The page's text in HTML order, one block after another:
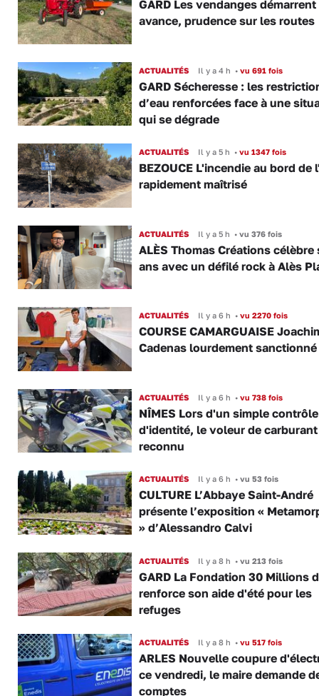
GARD Les vendanges démarrent
avance, prudence sur les routes
ACTUALITÉS Il y a 4 h •vu 691 fois
GARD Sécheresse : les
d’eau renforcées face à une
qui se dégrade
ACTUALITÉS Il y a 5 h •vu 1347 fois
BEZOUCE L'incendie au bord de
rapidement maîtrisé
ACTUALITÉS Il y a 5 h •vu 376 fois
ALÈS Thomas Créations célèbre
ans avec un défilé rock à Alès
ACTUALITÉS Il y a 6 h •vu 2270 fois
COURSE CAMARGUAISE
Cadenas lourdement sanctionné
ACTUALITÉS Il y a 6 h •vu 738 fois
NÎMES Lors d'un simple contrôle
d'identité, le voleur de
reconnu
ACTUALITÉS Il y a 6 h •vu 53 fois
CULTURE L’Abbaye Saint-André
présente l’exposition «
» d’Alessandro Calvi
ACTUALITÉS Il y a 8 h •vu 213 fois
GARD La Fondation 30 Millions
renforce son aide d'été pour les
refuges
ACTUALITÉS Il y a 8 h •vu 517 fois
ARLES Nouvelle coupure
ce vendredi, le maire demande
comptes